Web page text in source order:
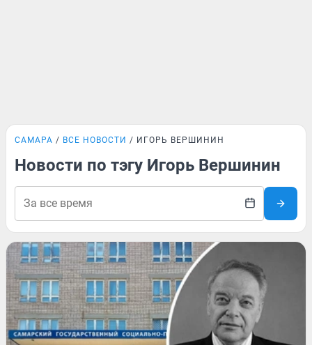
САМАРА ВСЕ НОВОСТИ ИГОРЬ ВЕРШИНИН
Новости по тэгу Игорь Вершинин